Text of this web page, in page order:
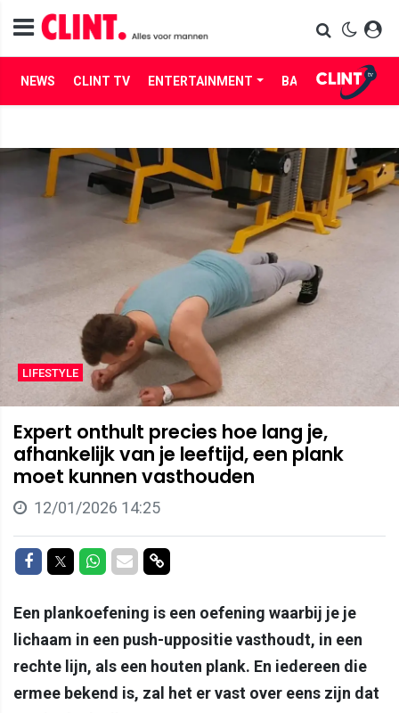
NEWS CLINT TV ENTERTAINMENT BABES LIFE
LIFESTYLE
Expert onthult precies hoe lang je,
afhankelijk van je leeftijd, een plank
moet kunnen vasthouden
12/01/2026 14:25
Delen op Facebook
Delen op Twitter
Delen op Whatsapp
Delen via Mail
Delen via link
Een plankoefening is een oefening waarbij je je
lichaam in een push-uppositie vasthoudt, in een
rechte lijn, als een houten plank. En iedereen die
ermee bekend is, zal het er vast over eens zijn dat